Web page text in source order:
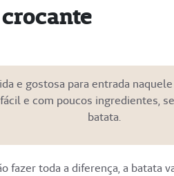
e gostosa para entrada
e com poucos ingredientes,
batata.
fazer toda a diferença, a batata